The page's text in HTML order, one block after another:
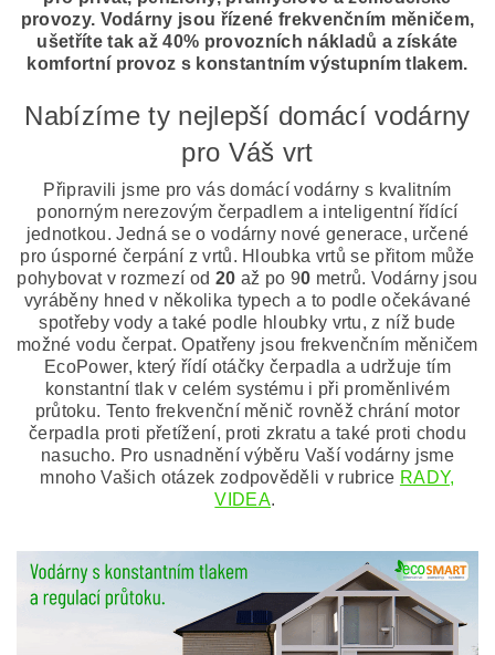
provozy. Vodárny jsou řízené frekvenčním měničem,
ušetříte tak až 40% provozních nákladů a získáte
komfortní provoz s konstantním výstupním tlakem.
Nabízíme ty nejlepší domácí vodárny
pro Váš vrt
Připravili jsme pro vás domácí vodárny s kvalitním
ponorným nerezovým čerpadlem a inteligentní řídící
jednotkou. Jedná se o vodárny nové generace, určené
pro úsporné čerpání z vrtů. Hloubka vrtů se přitom může
pohybovat v rozmezí od 20 až po 90 metrů. Vodárny jsou
vyráběny hned v několika typech a to podle očekávané
spotřeby vody a také podle hloubky vrtu, z níž bude
možné vodu čerpat. Opatřeny jsou frekvenčním měničem
EcoPower, který řídí otáčky čerpadla a udržuje tím
konstantní tlak v celém systému i při proměnlivém
průtoku. Tento frekvenční měnič rovněž chrání motor
čerpadla proti přetížení, proti zkratu a také proti chodu
nasucho. Pro usnadnění výběru Vaší vodárny jsme
mnoho Vašich otázek zodpověděli v rubrice RADY,
VIDEA.